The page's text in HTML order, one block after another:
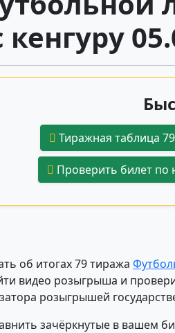
Тиражная таблица
Проверить билет по
об итогах 79 тиража
видео розыгрыша и
розыгрышей
зачёркнутые в вашем